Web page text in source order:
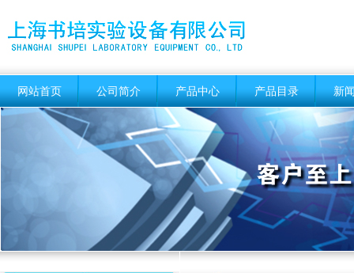
网站首页 公司简介 产品中心 产品目录 新